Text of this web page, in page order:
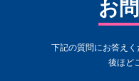
お
下記の質問にお答え
後ほど